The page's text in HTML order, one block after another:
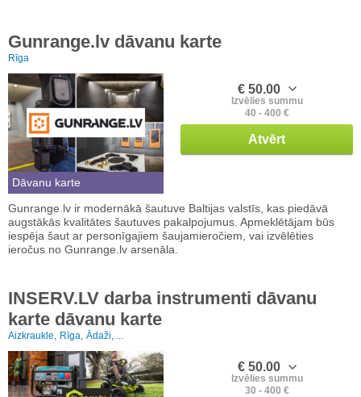
Gunrange.lv dāvanu karte
Rīga
Dāvanu karte
€ 50.00
Izvēlies summu
40 - 400 €
Atvērt
Gunrange.lv ir modernākā šautuve Baltijas valstīs, kas piedāvā
augstākās kvalitātes šautuves pakalpojumus. Apmeklētājam būs
iespēja šaut ar personīgajiem šaujamieročiem, vai izvēlēties
ieročus no Gunrange.lv arsenāla.
INSERV.LV darba instrumenti dāvanu
karte dāvanu karte
Aizkraukle, Rīga, Ādaži, ...
€ 50.00
Izvēlies summu
30 - 400 €